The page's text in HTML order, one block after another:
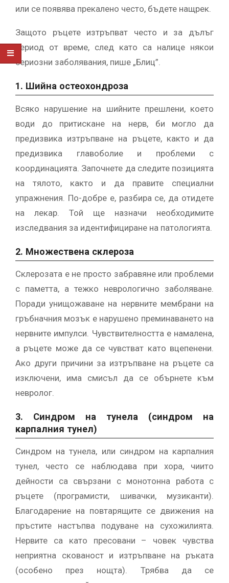
или се появява прекалено често, бъдете нащрек.
Защото ръцете изтръпват често и за дълъг
период от време, след като са налице някои
сериозни заболявания, пише „Блиц”.
1. Шийна остеохондроза
Всяко нарушение на шийните прешлени, което
води до притискане на нерв, би могло да
предизвика изтръпване на ръцете, както и да
предизвика главоболие и проблеми с
координацията. Започнете да следите позицията
на тялото, както и да правите специални
упражнения. По-добре е, разбира се, да отидете
на лекар. Той ще назначи необходимите
изследвания за идентифициране на патологията.
2. Множествена склероза
Склерозата е не просто забравяне или проблеми
с паметта, а тежко неврологично заболяване.
Поради унищожаване на нервните мембрани на
гръбначния мозък е нарушено преминаването на
нервните импулси. Чувствителността е намалена,
а ръцете може да се чувстват като вцепенени.
Ако други причини за изтръпване на ръцете са
изключени, има смисъл да се обърнете към
невролог.
3. Синдром на тунела (синдром на
карпалния тунел)
Синдром на тунела, или синдром на карпалния
тунел, често се наблюдава при хора, чиито
дейности са свързани с монотонна работа с
ръцете (програмисти, шивачки, музиканти).
Благодарение на повтарящите се движения на
пръстите настъпва подуване на сухожилията.
Нервите са като пресовани – човек чувства
неприятна скованост и изтръпване на ръката
(особено през нощта). Трябва да се